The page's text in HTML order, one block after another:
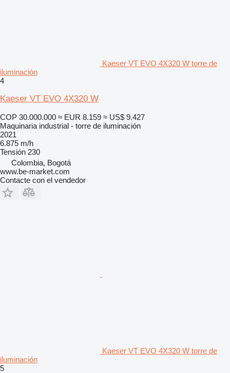
Kaeser VT EVO 4X320 W torre de
iluminación
4
Kaeser VT EVO 4X320 W
COP 30.000.000 ≈ EUR 8.159 ≈ US$ 9.427
Maquinaria industrial - torre de iluminación
2021
6.875 m/h
Tensión 230
Colombia, Bogotá
www.be-market.com
Contacte con el vendedor
Kaeser VT EVO 4X320 W torre de
iluminación
5